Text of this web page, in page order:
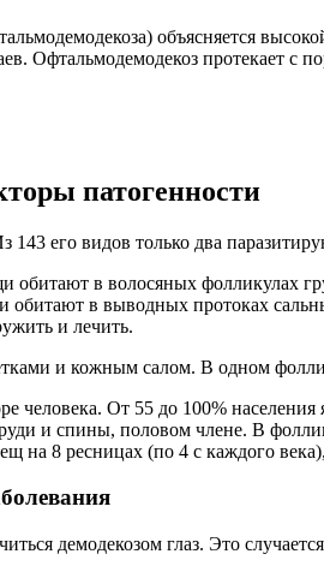
объясняется
Офтальмодемодекоз протекает с
патогенности
его видов только два
обитают в волосяных фолликулах
обитают в выводных протоках
и лечить.
и кожным салом. В одном
человека. От 55 до 100%
и спины, половом члене. В
на 8 ресницах (по 4 с каждого
демодекозом глаз. Это